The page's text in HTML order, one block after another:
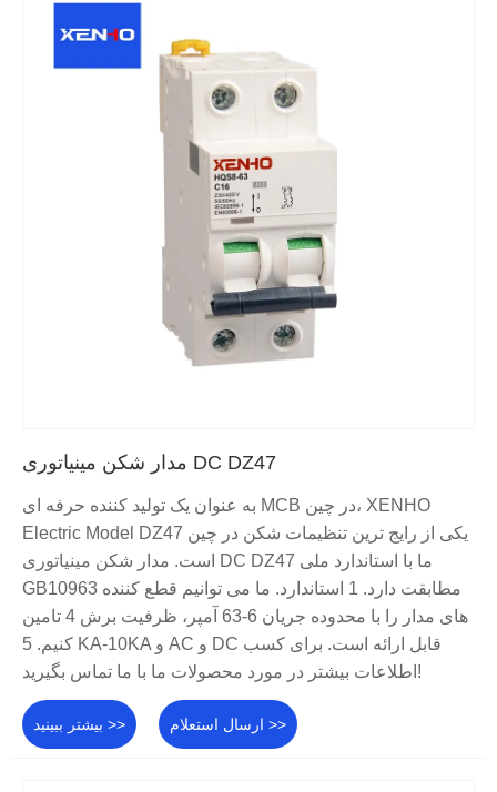
مدار شکن مینیاتوری DC DZ47
به عنوان یک تولید کننده حرفه ای MCB در چین، XENHO
Electric Model DZ47 یکی از رایج ترین تنظیمات شکن در چین
است. مدار شکن مینیاتوری DC DZ47 ما با استاندارد ملی
GB10963 مطابقت دارد. 1 استاندارد. ما می توانیم قطع کننده
های مدار را با محدوده جریان 6-63 آمپر، ظرفیت برش 4 تامین
کنیم. 5 KA-10KA و AC و DC قابل ارائه است. برای کسب
اطلاعات بیشتر در مورد محصولات ما با ما تماس بگیرید!
بیشتر ببینید >> ارسال استعلام >>